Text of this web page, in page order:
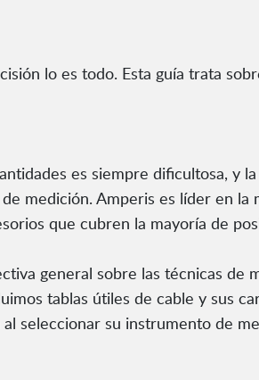
lo es todo. Esta guía trata
es siempre dificultosa, y
medición. Amperis es líder en
que cubren la mayoría de
general sobre las técnicas de
tablas útiles de cable y sus
seleccionar su instrumento de